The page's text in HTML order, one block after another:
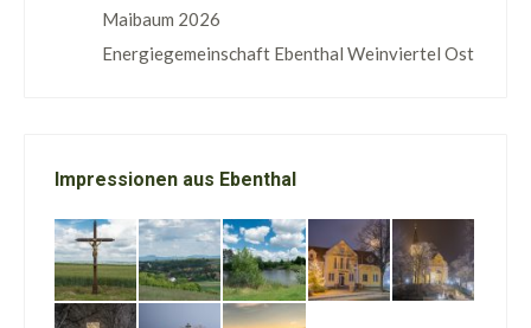
Maibaum 2026
Energiegemeinschaft Ebenthal Weinviertel Ost
Impressionen aus Ebenthal